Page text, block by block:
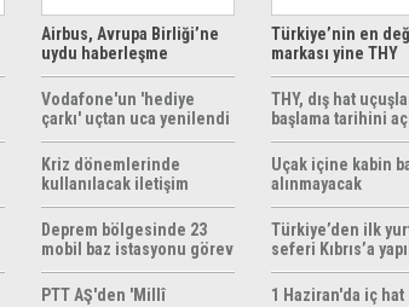
Airbus, Avrupa Birliği’ne
uydu haberleşme
çözümleri sunuyor
Vodafone'un 'hediye
çarkı' uçtan uca yenilendi
Kriz dönemlerinde
kullanılacak iletişim
yöntemleri rehberi
hazırlandı
Deprem bölgesinde 23
mobil baz istasyonu görev
yapıyor
PTT AŞ'den 'Millî
Türkiye’nin en
markası yine THY
THY, dış hat
başlama tarihini
Uçak içine kabin
alınmayacak
Türkiye’den ilk yurt
seferi Kıbrıs’a
1 Haziran'da iç hat